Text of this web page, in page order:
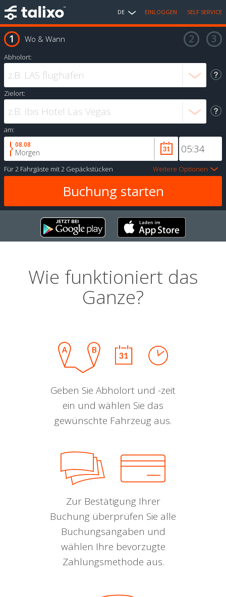
DE EINLOGGEN SELF SERVICE
Wo & Wann
Abholort:
Zielort:
am:
08.08
Morgen
Für2 Fahrgäste mit2 Gepäckstücken Weitere Optionen
Wie funktioniert das
Ganze?
Geben Sie Abholort und -zeit
ein und wählen Sie das
gewünschte Fahrzeug aus.
Zur Bestätigung Ihrer
Buchung überprüfen Sie alle
Buchungsangaben und
wählen Ihre bevorzugte
Zahlungsmethode aus.